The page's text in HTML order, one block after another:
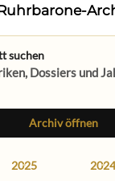
suchen
Dossiers und
Archiv öffnen
2025